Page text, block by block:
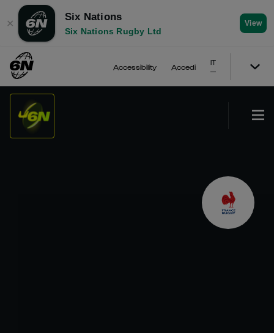
✕
Six Nations
Six Nations Rugby Ltd
View
Accessibility Accedi
IT